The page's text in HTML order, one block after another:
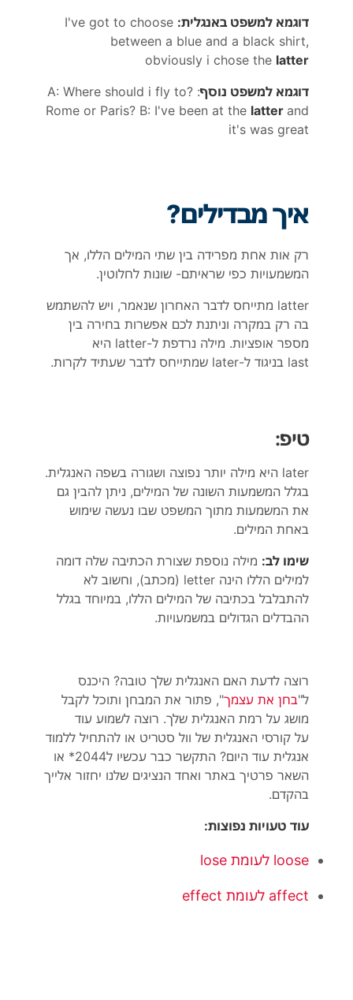
דוגמא למשפט באנגלית:
I've got to choose
between a blue and a black shirt,
obviously i chose thelatter
דוגמא למשפט נוסף : A: Where should i fly to?
Rome or Paris? B: I've been at thelatterand
it's was great
איך מבדילים?
רק אות אחת מפרידה בין שתי המילים הללו, אך
המשמעויות כפי שראיתם- שונות לחלוטין.
latter מתייחס לדבר האחרון שנאמר, ויש להשתמש
בה רק במקרה וניתנת לכם אפשרות בחירה בין
מספר אופציות. מילה נרדפת ל-latter היא
last בניגוד ל-later שמתייחס לדבר שעתיד לקרות.
טיפ:
later היא מילה יותר נפוצה ושגורה בשפה האנגלית.
בגלל המשמעות השונה של המילים, ניתן להבין גם
את המשמעות מתוך המשפט שבו נעשה שימוש
באחת המילים.
שימו לב:מילה נוספת שצורת הכתיבה שלה דומה
למילים הללו הינה letter (מכתב), וחשוב לא
להתבלבל בכתיבה של המילים הללו, במיוחד בגלל
ההבדלים הגדולים במשמעויות.
רוצה לדעת האם האנגלית שלך טובה? היכנס
בחן את עצמך", פתור את המבחן ותוכל לקבל
מושג על רמת האנגלית שלך. רוצה לשמוע עוד
על קורסי האנגלית של וול סטריט או להתחיל ללמוד
אנגלית עוד היום? התקשר כבר עכשיו ל2044* או
השאר פרטיך באתר ואחד הנציגים שלנו יחזור אלייך
בהקדם.
עוד טעויות נפוצות:
loose לעומת lose
affect לעומת effect